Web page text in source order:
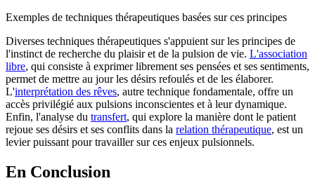
Exemples de techniques thérapeutiques basées sur ces principes
Diverses techniques thérapeutiques s'appuient sur les principes de
l'instinct de recherche du plaisir et de la pulsion de vie. L'association
libre, qui consiste à exprimer librement ses pensées et ses sentiments,
permet de mettre au jour les désirs refoulés et de les élaborer.
L'interprétation des rêves, autre technique fondamentale, offre un
accès privilégié aux pulsions inconscientes et à leur dynamique.
Enfin, l'analyse du transfert, qui explore la manière dont le patient
rejoue ses désirs et ses conflits dans la relation thérapeutique, est un
levier puissant pour travailler sur ces enjeux pulsionnels.
En Conclusion